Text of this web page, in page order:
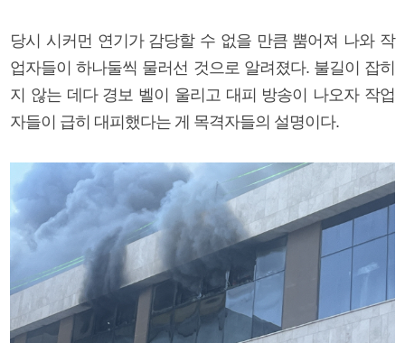
당시 시커먼 연기가 감당할 수 없을 만큼 뿜어져 나와 작
업자들이 하나둘씩 물러선 것으로 알려졌다. 불길이 잡히
지 않는 데다 경보 벨이 울리고 대피 방송이 나오자 작업
자들이 급히 대피했다는 게 목격자들의 설명이다.